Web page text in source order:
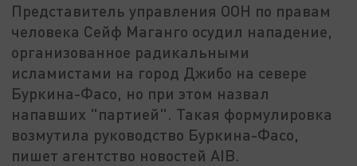
Представитель управления ООН по правам
человека Сейф Маганго осудил нападение,
организованное радикальными
исламистами на город Джибо на севере
Буркина-Фасо, но при этом назвал
напавших "партией". Такая формулировка
возмутила руководство Буркина-Фасо,
пишет агентство новостей AIB.